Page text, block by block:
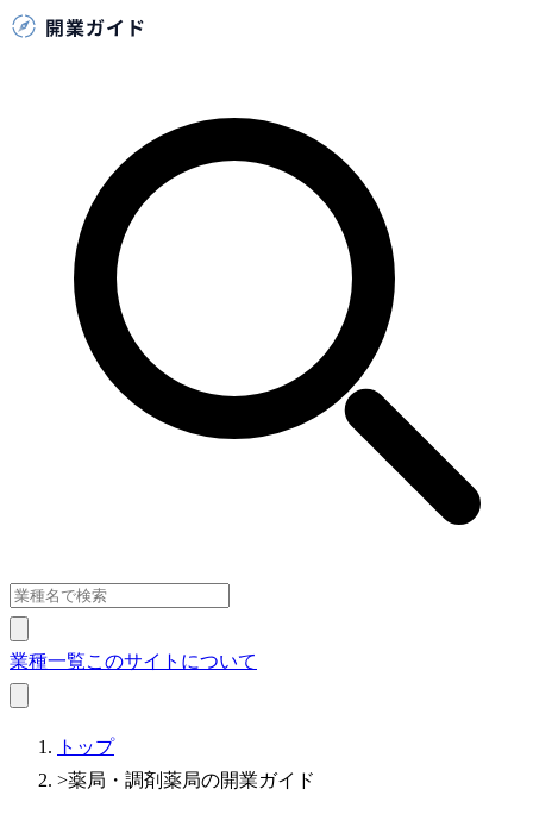
業種一覧このサイトについて
トップ
>薬局・調剤薬局の開業ガイド